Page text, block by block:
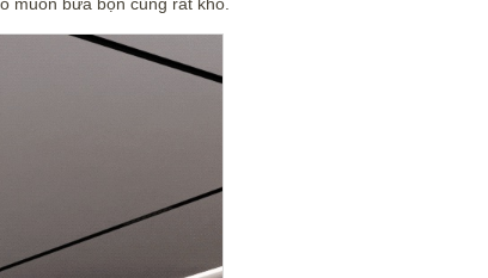
muốn bừa bộn cũng rất khó.